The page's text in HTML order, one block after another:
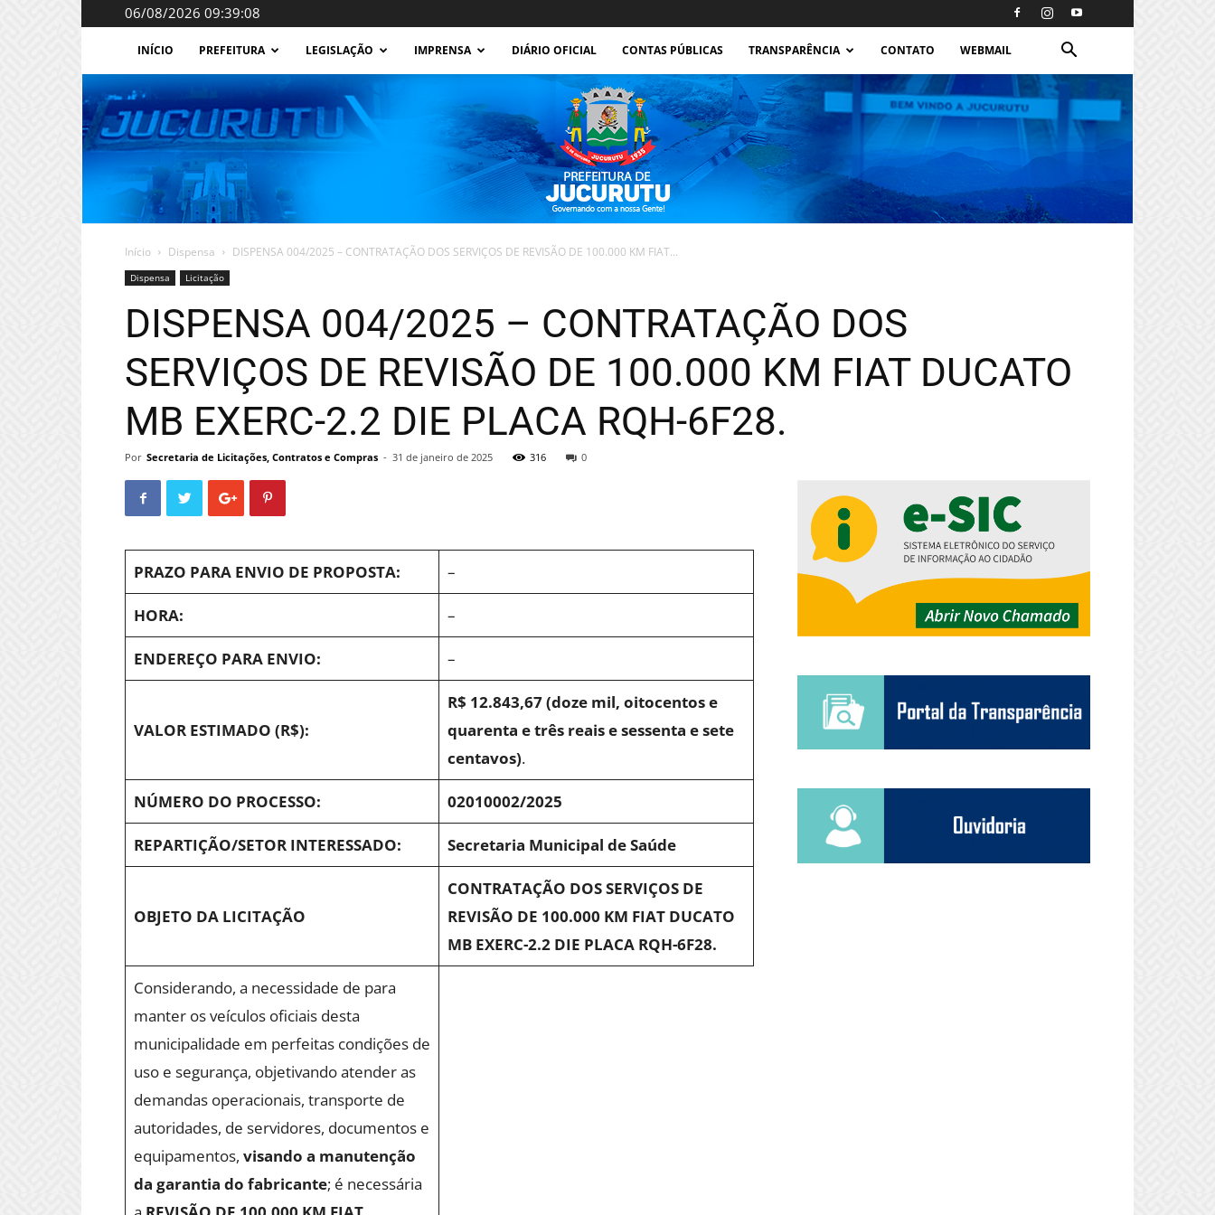
06/08/2026 09:39:08
INÍCIO PREFEITURA LEGISLAÇÃO IMPRENSA DIÁRIO OFICIAL CONTAS PÚBLICAS TRANSPARÊNCIA CONTATO WEBMAIL
Municipal
Jucurutu
Início Dispensa DISPENSA 004/2025 – CONTRATAÇÃO DOS SERVIÇOS DE REVISÃO DE 100.000 KM FIAT...
Dispensa Licitação
DISPENSA 004/2025 – CONTRATAÇÃO DOS
SERVIÇOS DE REVISÃO DE 100.000 KM FIAT DUCATO
MB EXERC-2.2 DIE PLACA RQH-6F28.
Por Secretaria de Licitações, Contratos e Compras - 31 de janeiro de 2025 316 0
PRAZO PARA ENVIO DE PROPOSTA: –
HORA: –
ENDEREÇO PARA ENVIO: –
VALOR ESTIMADO (R$):
R$ 12.843,67 (doze mil, oitocentos e
quarenta e três reais e sessenta e sete
centavos).
NÚMERO DO PROCESSO: 02010002/2025
REPARTIÇÃO/SETOR INTERESSADO: Secretaria Municipal de Saúde
OBJETO DA LICITAÇÃO
CONTRATAÇÃO DOS SERVIÇOS DE
REVISÃO DE 100.000 KM FIAT DUCATO
MB EXERC-2.2 DIE PLACA RQH-6F28.
Considerando, a necessidade de para
manter os veículos oficiais desta
municipalidade em perfeitas condições de
uso e segurança, objetivando atender as
demandas operacionais, transporte de
autoridades, de servidores, documentos e
equipamentos, visando a manutenção
da garantia do fabricante; é necessária